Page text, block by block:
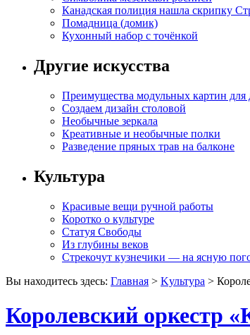
Канадская полиция нашла скрипку
Помадница (домик)
Кухонный набор с точёнкой
Другие искусства
Преимущества модульных картин для
Создаем дизайн столовой
Необычные зеркала
Креативные и необычные полки
Разведение пряных трав на балконе
Культура
Красивые вещи ручной работы
Коротко о культуре
Статуя Свободы
Из глубины веков
Стрекочут кузнечики — на ясную
Вы находитесь здесь: Главная > Kультура >
Королевский оркестр